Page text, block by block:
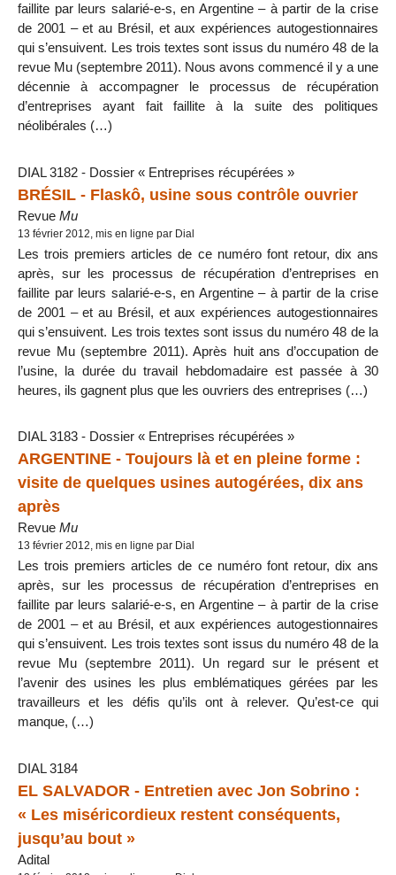
faillite par leurs salarié-e-s, en Argentine – à partir de la crise
de 2001 – et au Brésil, et aux expériences autogestionnaires
qui s’ensuivent. Les trois textes sont issus du numéro 48 de la
revue Mu (septembre 2011). Nous avons commencé il y a une
décennie à accompagner le processus de récupération
d’entreprises ayant fait faillite à la suite des politiques
néolibérales (…)
DIAL 3182 - Dossier « Entreprises récupérées »
BRÉSIL - Flaskô, usine sous contrôle ouvrier
Revue Mu
13 février 2012, mis en ligne par Dial
Les trois premiers articles de ce numéro font retour, dix ans
après, sur les processus de récupération d’entreprises en
faillite par leurs salarié-e-s, en Argentine – à partir de la crise
de 2001 – et au Brésil, et aux expériences autogestionnaires
qui s’ensuivent. Les trois textes sont issus du numéro 48 de la
revue Mu (septembre 2011). Après huit ans d’occupation de
l’usine, la durée du travail hebdomadaire est passée à 30
heures, ils gagnent plus que les ouvriers des entreprises (…)
DIAL 3183 - Dossier « Entreprises récupérées »
ARGENTINE - Toujours là et en pleine forme :
visite de quelques usines autogérées, dix ans
après
Revue Mu
13 février 2012, mis en ligne par Dial
Les trois premiers articles de ce numéro font retour, dix ans
après, sur les processus de récupération d’entreprises en
faillite par leurs salarié-e-s, en Argentine – à partir de la crise
de 2001 – et au Brésil, et aux expériences autogestionnaires
qui s’ensuivent. Les trois textes sont issus du numéro 48 de la
revue Mu (septembre 2011). Un regard sur le présent et
l’avenir des usines les plus emblématiques gérées par les
travailleurs et les défis qu’ils ont à relever. Qu’est-ce qui
manque, (…)
DIAL 3184
EL SALVADOR - Entretien avec Jon Sobrino :
« Les miséricordieux restent conséquents,
jusqu’au bout »
Adital